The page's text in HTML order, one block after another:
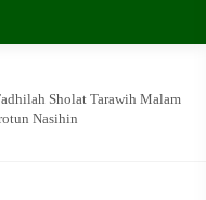
Sholat Tarawih Malam
Nasihin